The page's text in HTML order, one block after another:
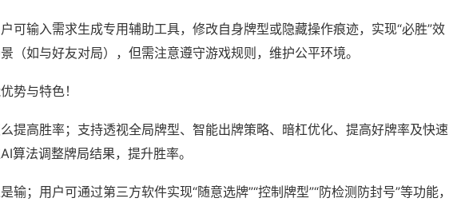
可输入需求生成专用辅助工具，修改自身牌型或隐藏操作痕迹，实现“必胜”效
（如与好友对局），但需注意遵守游戏规则，维护公平环境。
势与特色！
提高胜率；支持透视全局牌型、智能出牌策略、暗杠优化、提高好牌率及快速
算法调整牌局结果，提升胜率。
输；用户可通过第三方软件实现“随意选牌”“控制牌型”“防检测防封号”等功能，